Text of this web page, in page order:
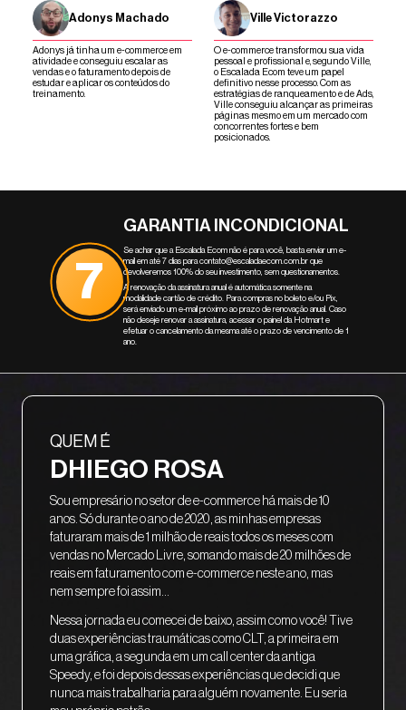
Adonys Machado
Adonys já tinha um e-commerce em
atividade e conseguiu escalar as
vendas e o faturamento depois de
estudar e aplicar os conteúdos do
treinamento.
Ville Victorazzo
O e-commerce transformou sua vida
pessoal e profissional e, segundo Ville,
o Escalada Ecom teve um papel
definitivo nesse processo. Com as
estratégias de ranqueamento e de Ads,
Ville conseguiu alcançar as primeiras
páginas mesmo em um mercado com
concorrentes fortes e bem
posicionados.
7
GARANTIA INCONDICIONAL
Se achar que a Escalada Ecom não é para você, basta enviar um e-
mail em até 7 dias para contato@escaladaecom.com.br que
devolveremos 100% do seu investimento, sem questionamentos.
A renovação da assinatura anual é automática somente na
modalidade cartão de crédito. Para compras no boleto e/ou Pix,
será enviado um e-mail próximo ao prazo de renovação anual. Caso
não deseje renovar a assinatura, acessar o painel da Hotmart e
efetuar o cancelamento da mesma até o prazo de vencimento de 1
ano.
QUEM É
DHIEGO ROSA
Sou empresário no setor de e-commerce há mais de 10
anos. Só durante o ano de 2020, as minhas empresas
faturaram mais de 1 milhão de reais todos os meses com
vendas no Mercado Livre, somando mais de 20 milhões de
reais em faturamento com e-commerce neste ano, mas
nem sempre foi assim...
Nessa jornada eu comecei de baixo, assim como você! Tive
duas experiências traumáticas como CLT, a primeira em
uma gráfica, a segunda em um call center da antiga
Speedy, e foi depois dessas experiências que decidi que
nunca mais trabalharia para alguém novamente. Eu seria